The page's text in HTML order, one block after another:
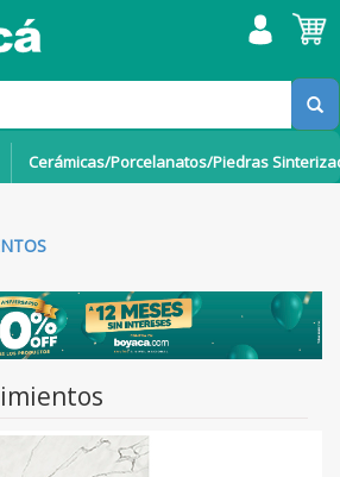
Cerámicas/Porcelanatos/Piedras